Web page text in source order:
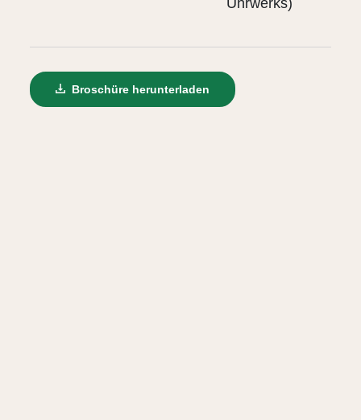
Uhrwerks)
Broschüre herunterladen